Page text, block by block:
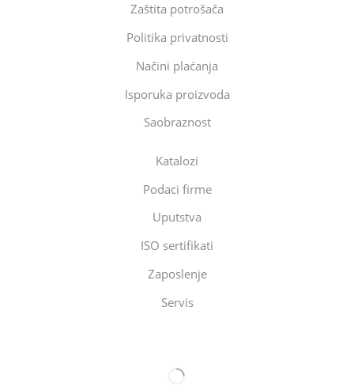
Zaštita potrošača
Politika privatnosti
Načini plaćanja
Isporuka proizvoda
Saobraznost
Katalozi
Podaci firme
Uputstva
ISO sertifikati
Zaposlenje
Servis